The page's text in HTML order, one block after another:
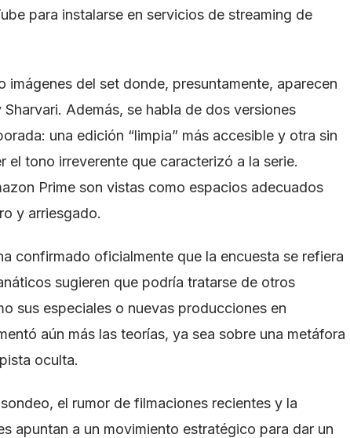
para instalarse en servicios de streaming de
imágenes del set donde, presuntamente, aparecen
Además, se habla de dos versiones
una edición “limpia” más accesible y otra sin
el tono irreverente que caracterizó a la serie.
Prime son vistas como espacios adecuados
y arriesgado.
confirmado oficialmente que la encuesta se refiera
sugieren que podría tratarse de otros
sus especiales o nuevas producciones en
aún más las teorías, ya sea sobre una metáfora
oculta.
el rumor de filmaciones recientes y la
apuntan a un movimiento estratégico para dar un